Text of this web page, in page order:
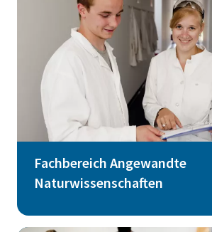
Fachbereich Angewandte
Naturwissenschaften